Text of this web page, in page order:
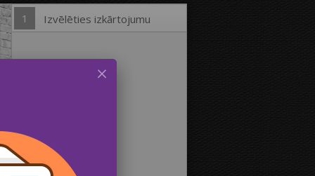
1 Izvēlēties izkārtojumu